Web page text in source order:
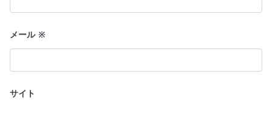
メール ※
サイト